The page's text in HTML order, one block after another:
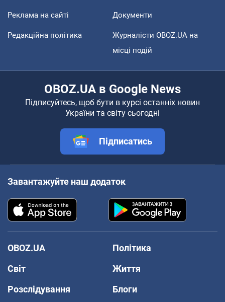
Реклама на сайті Документи
Редакційна політика
Журналісти OBOZ.UA на
місці подій
OBOZ.UA в Google News
Підписуйтесь, щоб бути в курсі останніх новин
України та світу сьогодні
Підписатись
Завантажуйте наш додаток
OBOZ.UA
Політика
Світ
Життя
Розслідування
Блоги